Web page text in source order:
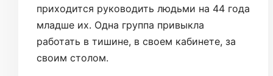
приходится руководить людьми на 44 года
младше их. Одна группа привыкла
работать в тишине, в своем кабинете, за
своим столом.